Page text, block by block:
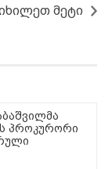
რა
-
დედა
ოჯახის
მეტი
პროკურორი